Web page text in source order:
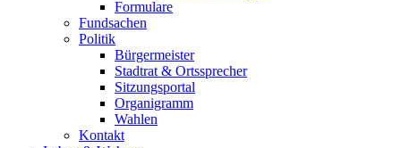
Formulare
Fundsachen
Politik
Bürgermeister
Stadtrat & Ortssprecher
Sitzungsportal
Organigramm
Wahlen
Kontakt